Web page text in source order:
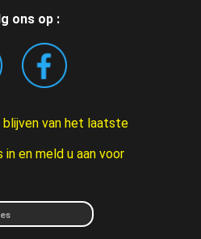
ons op :
van het laatste
en meld u aan voor